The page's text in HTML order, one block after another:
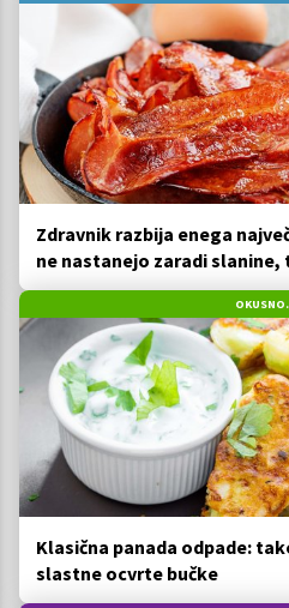
Zdravnik razbija enega
ne nastanejo zaradi slanine,
ga imamo vsi radi
Klasična panada odpade:
slastne ocvrte bučke